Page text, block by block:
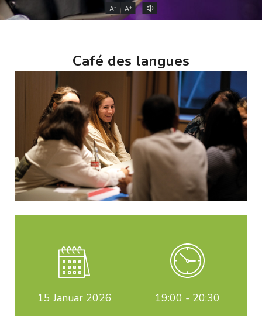
A- A+
Café des langues
15 Januar 2026 19:00 - 20:30